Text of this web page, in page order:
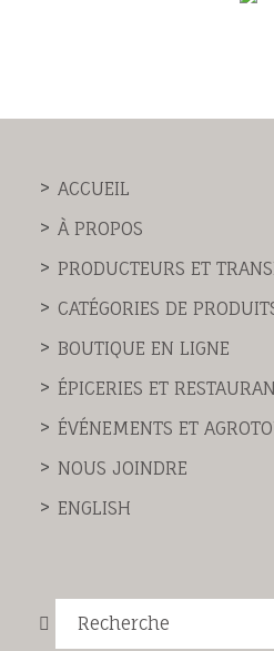
ACCUEIL
À PROPOS
PRODUCTEURS ET
CATÉGORIES DE
BOUTIQUE EN LIGNE
ÉPICERIES ET
ÉVÉNEMENTS ET
NOUS JOINDRE
ENGLISH
Recherche